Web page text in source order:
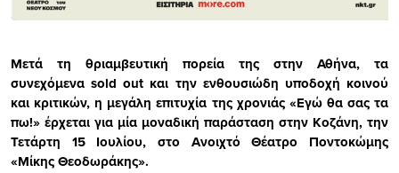
Μετά τη θριαμβευτική πορεία της στην Αθήνα, τα
συνεχόμενα sold out και την ενθουσιώδη υποδοχή κοινού
και κριτικών, η μεγάλη επιτυχία της χρονιάς «Εγώ θα σας τα
πω!» έρχεται για μία μοναδική παράσταση στην Κοζάνη, την
Τετάρτη 15 Ιουλίου, στο Ανοιχτό Θέατρο Ποντοκώμης
«Μίκης Θεοδωράκης».